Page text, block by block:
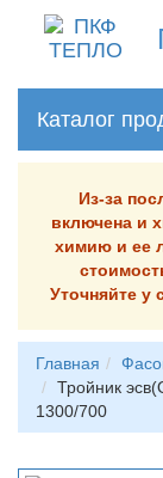
Каталог
Из-за
включена и
химию и ее
Уточняйте
Главная
Тройник
1300/700